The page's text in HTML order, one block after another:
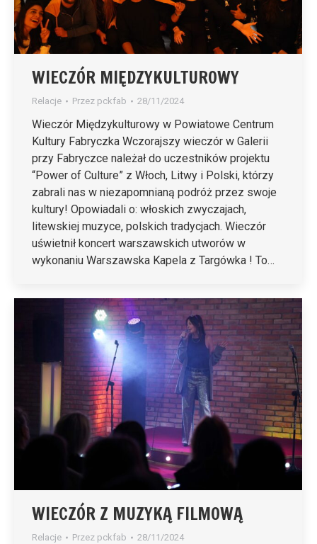
WIECZÓR MIĘDZYKULTUROWY
Relacje Przez pckfab 28/11/2024
Wieczór Międzykulturowy w Powiatowe Centrum
Kultury Fabryczka Wczorajszy wieczór w Galerii
przy Fabryczce należał do uczestników projektu
“Power of Culture” z Włoch, Litwy i Polski, którzy
zabrali nas w niezapomnianą podróż przez swoje
kultury! Opowiadali o: włoskich zwyczajach,
litewskiej muzyce, polskich tradycjach. Wieczór
uświetnił koncert warszawskich utworów w
wykonaniu Warszawska Kapela z Targówka ! To…
WIECZÓR Z MUZYKĄ FILMOWĄ
Relacje Przez pckfab 28/11/2024